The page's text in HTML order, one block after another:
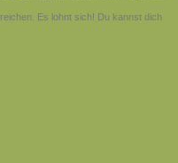
Es lohnt sich! Du kannst dich